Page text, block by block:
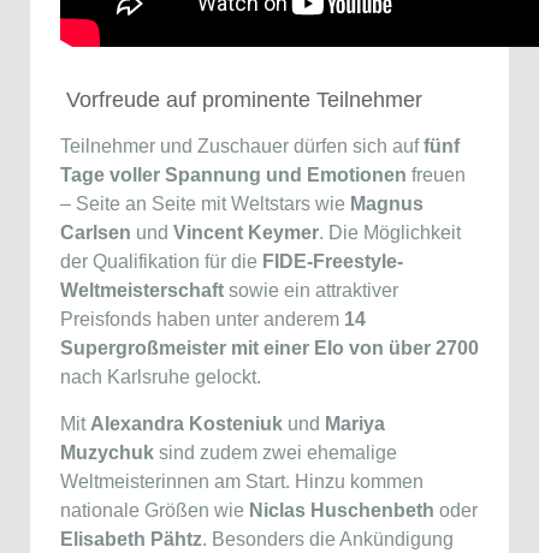
Vorfreude auf prominente Teilnehmer
Teilnehmer und Zuschauer dürfen sich auffünf
Tage voller Spannung und Emotionen freuen
– Seite an Seite mit Weltstars wie Magnus
Carlsen und Vincent Keymer. Die Möglichkeit
der Qualifikation für die FIDE-Freestyle-
Weltmeisterschaft sowie ein attraktiver
Preisfonds haben unter anderem 14
Supergroßmeister mit einer Elo von über 2700
nach Karlsruhe gelockt.
Mit Alexandra Kosteniuk und Mariya
Muzychuk sind zudem zwei ehemalige
Weltmeisterinnen am Start. Hinzu kommen
nationale Größen wie Niclas Huschenbeth oder
Elisabeth Pähtz. Besonders die Ankündigung